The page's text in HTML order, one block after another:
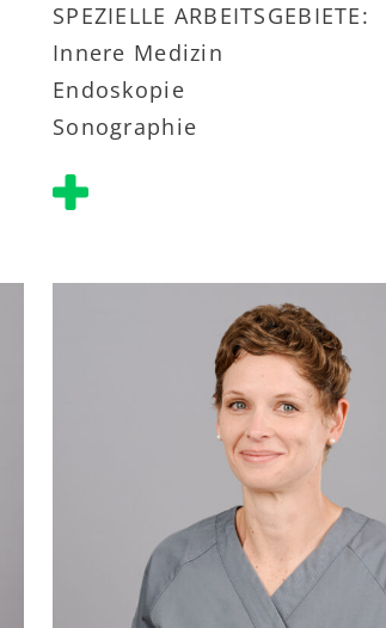
SPEZIELLE ARBEITSGEBIETE:
Innere Medizin
Endoskopie
Sonographie